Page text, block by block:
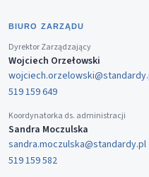
BIURO ZARZĄDU
Dyrektor Zarządzający
Wojciech Orzełowski
519 159 649
Koordynatorka ds. administracji
Sandra Moczulska
sandra.moczulska@standardy.pl
519 159 582